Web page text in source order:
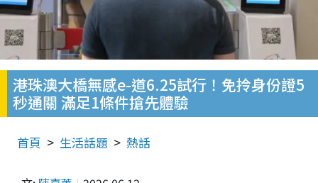
港珠澳大橋無感e-道6.25試行！免拎身份證5
秒通關 滿足1條件搶先體驗
首頁 生活話題 熱話